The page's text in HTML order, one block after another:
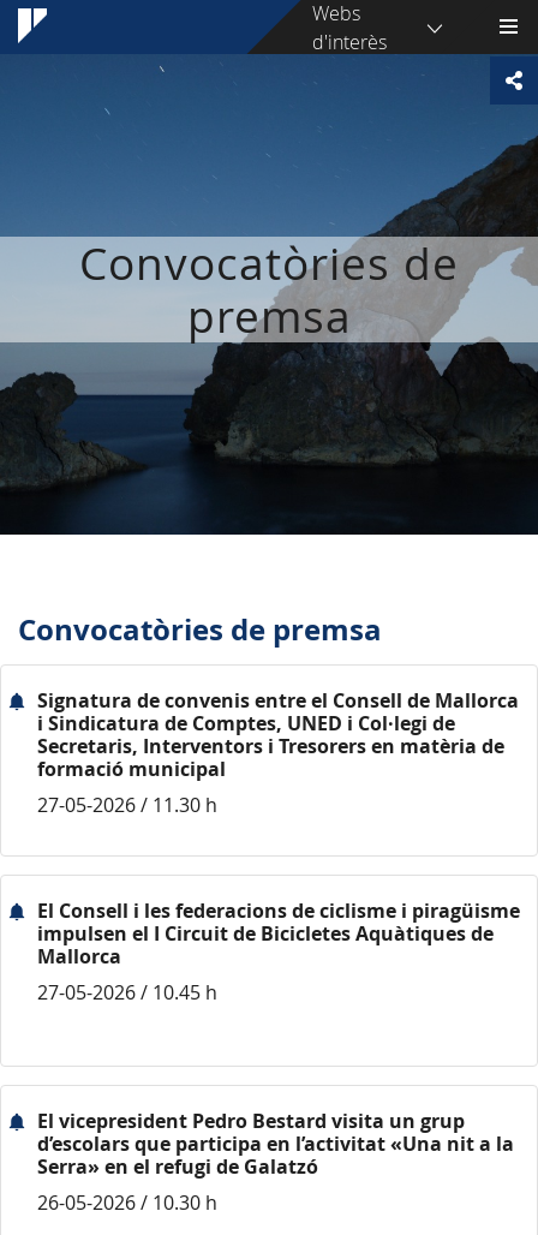
Webs
d'interès
Convocatòries de
premsa
Convocatòries de premsa
Signatura de convenis entre el Consell de Mallorca
i Sindicatura de Comptes, UNED i Col·legi de
Secretaris, Interventors i Tresorers en matèria de
formació municipal
27-05-2026 / 11.30 h
El Consell i les federacions de ciclisme i piragüisme
impulsen el I Circuit de Bicicletes Aquàtiques de
Mallorca
27-05-2026 / 10.45 h
El vicepresident Pedro Bestard visita un grup
d’escolars que participa en l’activitat «Una nit a la
Serra» en el refugi de Galatzó
26-05-2026 / 10.30 h